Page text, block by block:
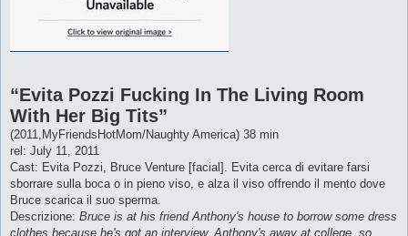
“Evita Pozzi Fucking In The Living Room
With Her Big Tits”
(2011,MyFriendsHotMom/Naughty America) 38 min
rel: July 11, 2011
Cast: Evita Pozzi, Bruce Venture [facial]. Evita cerca di evitare farsi
sborrare sulla boca o in pieno viso, e alza il viso offrendo il mento dove
Bruce scarica il suo sperma.
Descrizione: Bruce is at his friend Anthony's house to borrow some dress
clothes because he's got an interview. Anthony's away at college, so